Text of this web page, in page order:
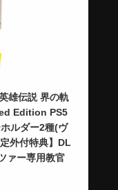
雄伝説 界の軌
Edition PS5
ルダー2種(ヴ
外付特典】DL
ァー専用教官